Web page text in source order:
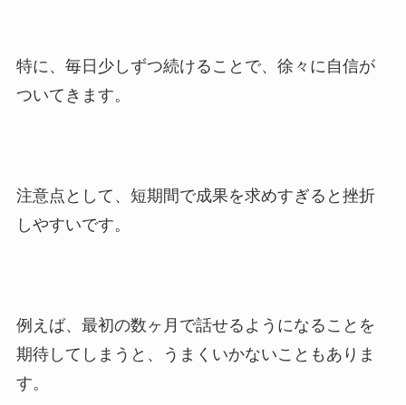
特に、毎日少しずつ続けることで、徐々に自信が
ついてきます。
注意点として、短期間で成果を求めすぎると挫折
しやすいです。
例えば、最初の数ヶ月で話せるようになることを
期待してしまうと、うまくいかないこともありま
す。